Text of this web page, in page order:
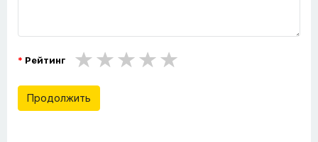
Рейтинг
Продолжить